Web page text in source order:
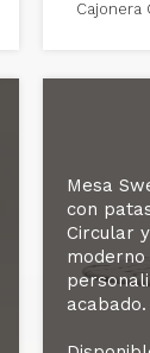
Cajonera
Mesa
con
Circular
moderno
acabado.